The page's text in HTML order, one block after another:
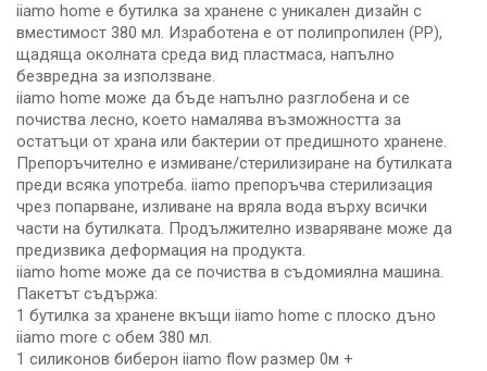
iiamo home е бутилка за хранене с уникален дизайн с
вместимост 380 мл. Изработена е от полипропилен (PP),
щадяща околната среда вид пластмаса, напълно
безвредна за използване.
iiamo home може да бъде напълно разглобена и се
почиства лесно, което намалява възможността за
остатъци от храна или бактерии от предишното хранене.
Препоръчително е измиване/стерилизиране на бутилката
преди всяка употреба. iiamo препоръчва стерилизация
чрез попарване, изливане на вряла вода върху всички
части на бутилката. Продължително изваряване може да
предизвика деформация на продукта.
iiamo home може да се почиства в съдомиялна машина.
Пакетът съдържа:
1 бутилка за хранене вкъщи iiamo home с плоско дъно
iiamo more с обем 380 мл.
1 силиконов биберон iiamo flow размер 0м +